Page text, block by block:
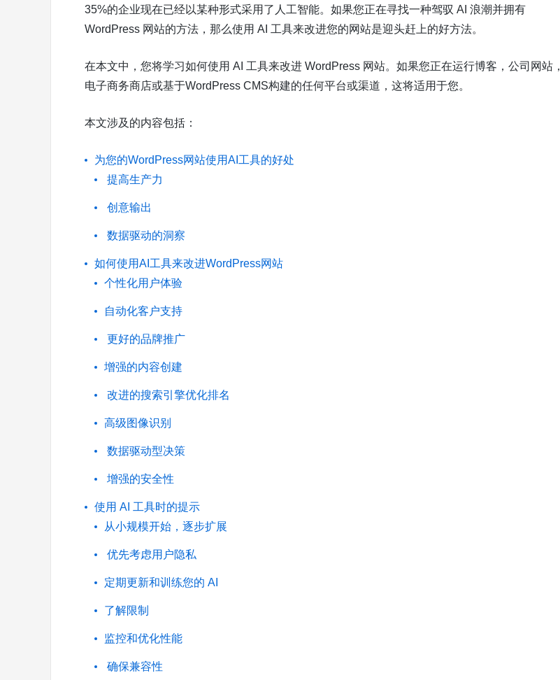
35%的企业现在已经以某种形式采用了人工智能。如果您正在寻找一种驾驭 AI 浪潮并拥有
WordPress 网站的方法，那么使用 AI 工具来改进您的网站是迎头赶上的好方法。
在本文中，您将学习如何使用 AI 工具来改进 WordPress 网站。如果您正在运行博客，公司网站，
电子商务商店或基于WordPress CMS构建的任何平台或渠道，这将适用于您。
本文涉及的内容包括：
为您的WordPress网站使用AI工具的好处
提高生产力
创意输出
数据驱动的洞察
如何使用AI工具来改进WordPress网站
个性化用户体验
自动化客户支持
更好的品牌推广
增强的内容创建
改进的搜索引擎优化排名
高级图像识别
数据驱动型决策
增强的安全性
使用 AI 工具时的提示
从小规模开始，逐步扩展
优先考虑用户隐私
定期更新和训练您的 AI
了解限制
监控和优化性能
确保兼容性